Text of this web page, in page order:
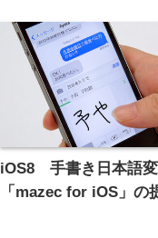
iOS8 手書き日本語
「mazec for iOS」の